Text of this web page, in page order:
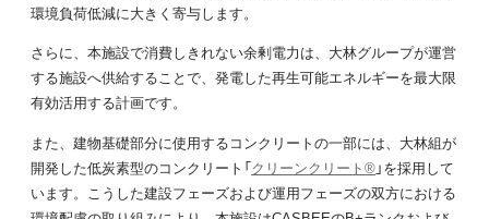
環境負荷低減に大きく寄与します。
さらに、本施設で消費しきれない余剰電力は、大林グループが運営
する施設へ供給することで、発電した再生可能エネルギーを最大限
有効活用する計画です。
また、建物基礎部分に使用するコンクリートの一部には、大林組が
開発した低炭素型のコンクリート「クリーンクリート®」を採用して
います。こうした建設フェーズおよび運用フェーズの双方における